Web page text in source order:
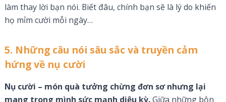
làm thay lời bạn nói. Biết đâu, chính bạn sẽ là lý do khiến
họ mỉm cười mỗi ngày…
5. Những câu nói sâu sắc và truyền cảm
hứng về nụ cười
Nụ cười – món quà tưởng chừng đơn sơ nhưng lại
mang trong mình sức mạnh diệu kỳ.Giữa những bộn